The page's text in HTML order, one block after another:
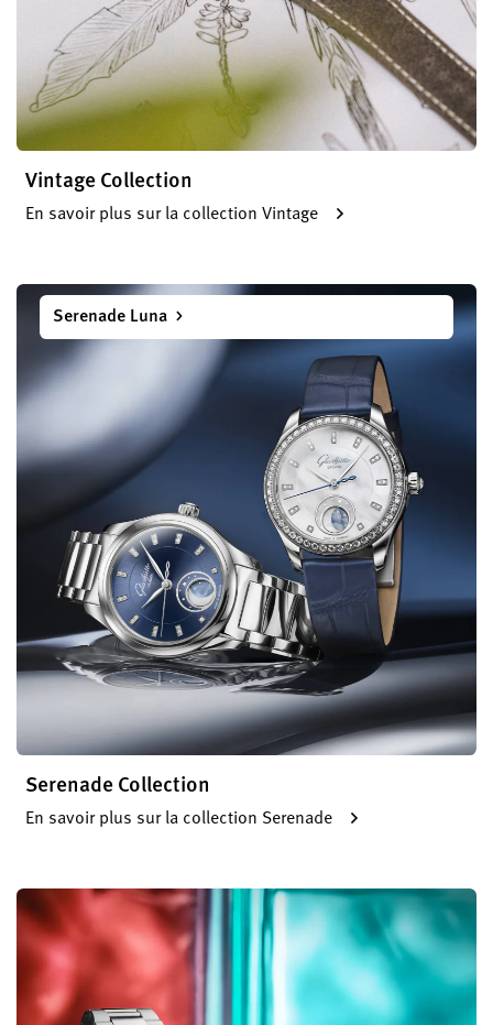
Vintage Collection
En savoir plus sur la collection Vintage
Serenade Luna
Serenade Collection
En savoir plus sur la collection Serenade